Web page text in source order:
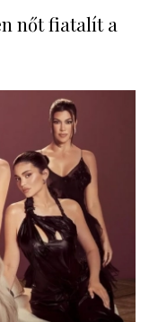
nőt fiatalít a